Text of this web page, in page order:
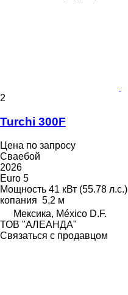
2
Turchi 300F
Цена по запросу
Сваебой
2026
Euro 5
Мощность 41 кВт (55.78 л.с.)
копания 5,2 м
Мексика, México D.F.
ТОВ "АЛЕАНДА"
Связаться с продавцом